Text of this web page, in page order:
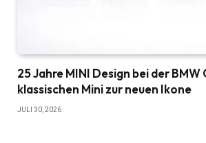
25 Jahre MINI Design bei der BMW
klassischen Mini zur neuen Ikone
JULI 30, 2026